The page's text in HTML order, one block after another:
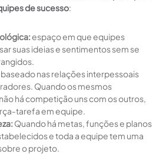
de sucesso:
espaço em que equipes
suas ideias e sentimentos sem se
baseado nas relações interpessoais
Quando os mesmos
há competição uns com os outros,
tarefa em equipe.
Quando há metas, funções e planos
e toda a equipe tem uma
o projeto.